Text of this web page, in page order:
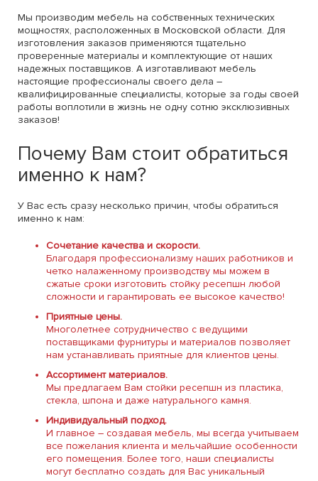
Мы производим мебель на собственных технических
мощностях, расположенных в Московской области. Для
изготовления заказов применяются тщательно
проверенные материалы и комплектующие от наших
надежных поставщиков. А изготавливают мебель
настоящие профессионалы своего дела –
квалифицированные специалисты, которые за годы своей
работы воплотили в жизнь не одну сотню эксклюзивных
заказов!
Почему Вам стоит обратиться
именно к нам?
У Вас есть сразу несколько причин, чтобы обратиться
именно к нам:
Сочетание качества и скорости.
Благодаря профессионализму наших работников и
четко налаженному производству мы можем в
сжатые сроки изготовить стойку ресепшн любой
сложности и гарантировать ее высокое качество!
Приятные цены.
Многолетнее сотрудничество с ведущими
поставщиками фурнитуры и материалов позволяет
нам устанавливать приятные для клиентов цены.
Ассортимент материалов.
Мы предлагаем Вам стойки ресепшн из пластика,
стекла, шпона и даже натурального камня.
Индивидуальный подход.
И главное – создавая мебель, мы всегда учитываем
все пожелания клиента и мельчайшие особенности
его помещения. Более того, наши специалисты
могут бесплатно создать для Вас уникальный